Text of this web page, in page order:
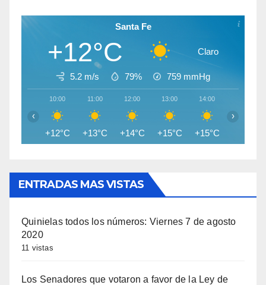
Santa Fe
+12°C Claro
5.2 m/s 79% 759 mmHg
10:00
+12°C
11:00
+13°C
12:00
+14°C
13:00
+15°C
14:00
+15°C
‹ ›
ENTRADAS MAS VISTAS
Quinielas todos los números: Viernes 7 de agosto
2020
11 vistas
Los Senadores que votaron a favor de la Ley de